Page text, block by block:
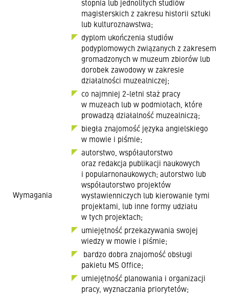
Wymagania
stopnia lub jednolitych studiów
magisterskich z zakresu historii sztuki
lub kulturoznawstwa;
dyplom ukończenia studiów
podyplomowych związanych z zakresem
gromadzonych w muzeum zbiorów lub
dorobek zawodowy w zakresie
działalności muzealniczej;
co najmniej 2-letni staż pracy
w muzeach lub w podmiotach, które
prowadzą działalność muzealniczą;
biegła znajomość języka angielskiego
w mowie i piśmie;
autorstwo, współautorstwo
oraz redakcja publikacji naukowych
i popularnonaukowych; autorstwo lub
współautorstwo projektów
wystawienniczych lub kierowanie tymi
projektami, lub inne formy udziału
w tych projektach;
umiejętność przekazywania swojej
wiedzy w mowie i piśmie;
bardzo dobra znajomość obsługi
pakietu MS Office;
umiejętność planowania i organizacji
pracy, wyznaczania priorytetów;